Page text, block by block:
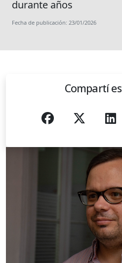
durante años
Fecha de publicación: 23/01/2026
Compartí